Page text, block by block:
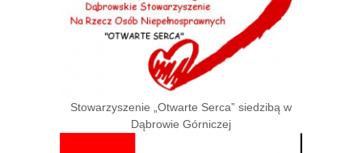
Stowarzyszenie „Otwarte Serca” siedzibą w
Dąbrowie Górniczej